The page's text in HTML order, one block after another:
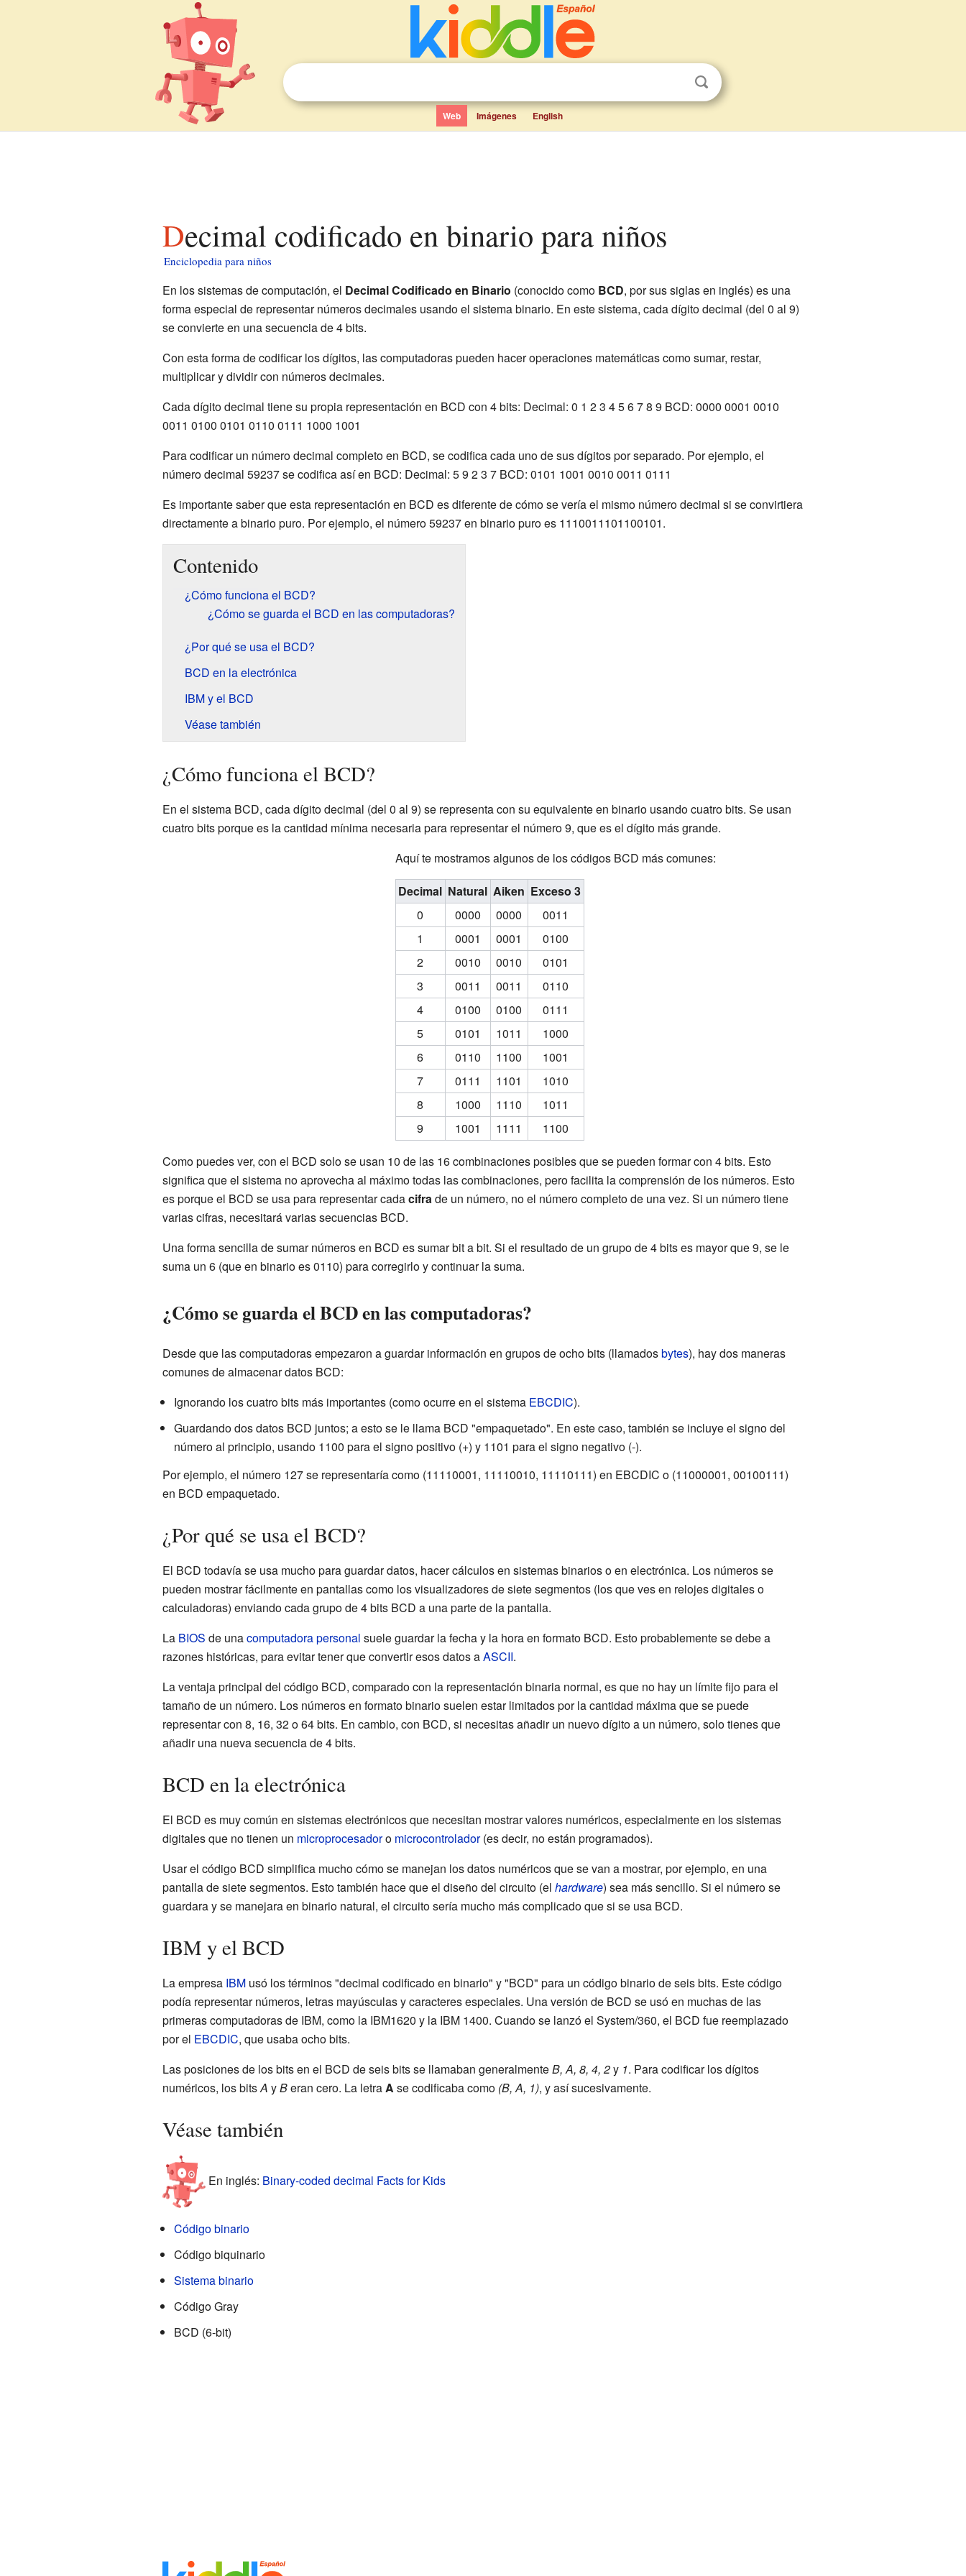
Web Imágenes English
Decimal codificado en binario para niños
Enciclopedia para niños
En los sistemas de computación, el Decimal Codificado en Binario (conocido como BCD, por sus siglas en inglés) es una
forma especial de representar números decimales usando el sistema binario. En este sistema, cada dígito decimal (del 0 al 9)
se convierte en una secuencia de 4 bits.
Con esta forma de codificar los dígitos, las computadoras pueden hacer operaciones matemáticas como sumar, restar,
multiplicar y dividir con números decimales.
Cada dígito decimal tiene su propia representación en BCD con 4 bits: Decimal: 0 1 2 3 4 5 6 7 8 9 BCD: 0000 0001 0010
0011 0100 0101 0110 0111 1000 1001
Para codificar un número decimal completo en BCD, se codifica cada uno de sus dígitos por separado. Por ejemplo, el
número decimal 59237 se codifica así en BCD: Decimal: 5 9 2 3 7 BCD: 0101 1001 0010 0011 0111
Es importante saber que esta representación en BCD es diferente de cómo se vería el mismo número decimal si se convirtiera
directamente a binario puro. Por ejemplo, el número 59237 en binario puro es 1110011101100101.
Contenido
¿Cómo funciona el BCD?
¿Cómo se guarda el BCD en las computadoras?
¿Por qué se usa el BCD?
BCD en la electrónica
IBM y el BCD
Véase también
¿Cómo funciona el BCD?
En el sistema BCD, cada dígito decimal (del 0 al 9) se representa con su equivalente en binario usando cuatro bits. Se usan
cuatro bits porque es la cantidad mínima necesaria para representar el número 9, que es el dígito más grande.
Aquí te mostramos algunos de los códigos BCD más comunes:
Decimal Natural Aiken Exceso 3
0
0000 0000
0011
1
0001 0001
0100
2
0010 0010
0101
3
0011 0011
0110
4
0100 0100
0111
5
0101 1011
1000
6
0110 1100
1001
7
0111 1101
1010
8
1000 1110
1011
9
1001 1111
1100
Como puedes ver, con el BCD solo se usan 10 de las 16 combinaciones posibles que se pueden formar con 4 bits. Esto
significa que el sistema no aprovecha al máximo todas las combinaciones, pero facilita la comprensión de los números. Esto
es porque el BCD se usa para representar cadacifrade un número, no el número completo de una vez. Si un número tiene
varias cifras, necesitará varias secuencias BCD.
Una forma sencilla de sumar números en BCD es sumar bit a bit. Si el resultado de un grupo de 4 bits es mayor que 9, se le
suma un 6 (que en binario es 0110) para corregirlo y continuar la suma.
¿Cómo se guarda el BCD en las computadoras?
Desde que las computadoras empezaron a guardar información en grupos de ocho bits (llamadosbytes), hay dos maneras
comunes de almacenar datos BCD:
Ignorando los cuatro bits más importantes (como ocurre en el sistema EBCDIC).
Guardando dos datos BCD juntos; a esto se le llama BCD "empaquetado". En este caso, también se incluye el signo del
número al principio, usando 1100 para el signo positivo (+) y 1101 para el signo negativo (-).
Por ejemplo, el número 127 se representaría como (11110001, 11110010, 11110111) en EBCDIC o (11000001, 00100111)
en BCD empaquetado.
¿Por qué se usa el BCD?
El BCD todavía se usa mucho para guardar datos, hacer cálculos en sistemas binarios o en electrónica. Los números se
pueden mostrar fácilmente en pantallas como los visualizadores de siete segmentos (los que ves en relojes digitales o
calculadoras) enviando cada grupo de 4 bits BCD a una parte de la pantalla.
La BIOS de unacomputadora personal suele guardar la fecha y la hora en formato BCD. Esto probablemente se debe a
razones históricas, para evitar tener que convertir esos datos aASCII.
La ventaja principal del código BCD, comparado con la representación binaria normal, es que no hay un límite fijo para el
tamaño de un número. Los números en formato binario suelen estar limitados por la cantidad máxima que se puede
representar con 8, 16, 32 o 64 bits. En cambio, con BCD, si necesitas añadir un nuevo dígito a un número, solo tienes que
añadir una nueva secuencia de 4 bits.
BCD en la electrónica
El BCD es muy común en sistemas electrónicos que necesitan mostrar valores numéricos, especialmente en los sistemas
digitales que no tienen un microprocesadoro microcontrolador(es decir, no están programados).
Usar el código BCD simplifica mucho cómo se manejan los datos numéricos que se van a mostrar, por ejemplo, en una
pantalla de siete segmentos. Esto también hace que el diseño del circuito (el hardware) sea más sencillo. Si el número se
guardara y se manejara en binario natural, el circuito sería mucho más complicado que si se usa BCD.
IBM y el BCD
La empresa IBMusó los términos "decimal codificado en binario" y "BCD" para un código binario de seis bits. Este código
podía representar números, letras mayúsculas y caracteres especiales. Una versión de BCD se usó en muchas de las
primeras computadoras de IBM, como la IBM1620 y la IBM 1400. Cuando se lanzó el System/360, el BCD fue reemplazado
por el EBCDIC, que usaba ocho bits.
Las posiciones de los bits en el BCD de seis bits se llamaban generalmenteB, A, 8, 4, 2y 1. Para codificar los dígitos
numéricos, los bitsA yBeran cero. La letraA se codificaba como (B, A, 1), y así sucesivamente.
Véase también
En inglés: Binary-coded decimal Facts for Kids
Código binario
Código biquinario
Sistema binario
Código Gray
BCD (6-bit)